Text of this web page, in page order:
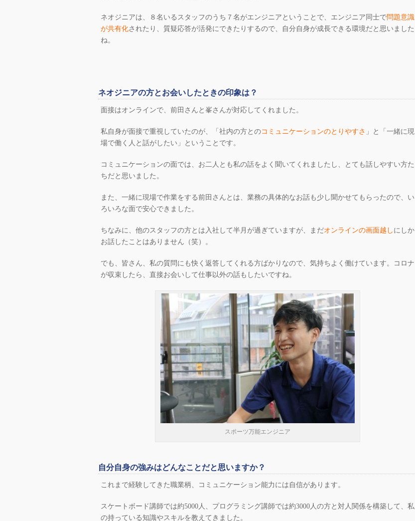
ネオジニアは、８名いるスタッフのうち７名がエンジニアということで、エンジニア同士で問題意識
が共有化されたり、質疑応答が活発にできたりするので、自分自身が成長できる環境だと思いました
ね。
ネオジニアの方とお会いしたときの印象は？
面接はオンラインで、前田さんと峯さんが対応してくれました。
私自身が面接で重視していたのが、「社内の方とのコミュニケーションのとりやすさ 」と「一緒に現
場で働く人と話がしたい」ということです。
コミュニケーションの面では、お二人とも私の話をよく聞いてくれましたし、とても話しやすい方た
ちだと思いました。
また、一緒に現場で作業をする前田さんとは、業務の具体的なお話も少し聞かせてもらったので、い
ろいろな面で安心できました。
ちなみに、他のスタッフの方とは入社して半月が過ぎていますが、まだオンラインの画面越し にしか
お話したことはありません（笑）。
でも、皆さん、私の質問にも快く返答してくれる方ばかりなので、気持ちよく働けています。コロナ
が収束したら、直接お会いして仕事以外の話もしたいですね。
スポーツ万能エンジニア
自分自身の強みはどんなことだと思いますか？
これまで経験してきた職業柄、コミュニケーション能力には自信があります。
スケートボード講師では約5000人、プログラミング講師では約3000人の方と対人関係を構築して、私
の持っている知識やスキルを教えてきました。